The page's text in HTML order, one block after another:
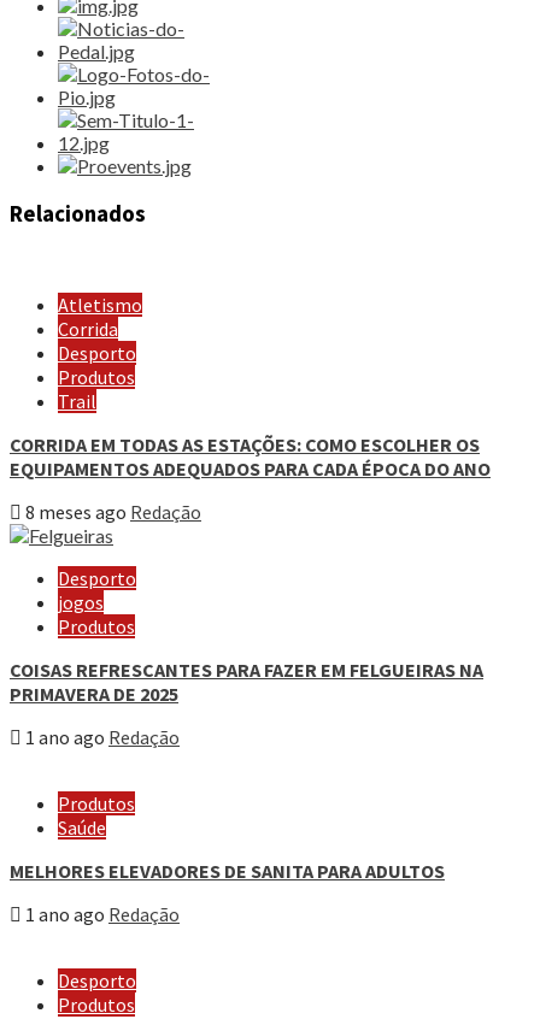
Relacionados
Atletismo
Corrida
Desporto
Produtos
Trail
CORRIDA EM TODAS AS ESTAÇÕES: COMO ESCOLHER OS
EQUIPAMENTOS ADEQUADOS PARA CADA ÉPOCA DO ANO
8 meses ago Redação
Desporto
jogos
Produtos
COISAS REFRESCANTES PARA FAZER EM FELGUEIRAS NA
PRIMAVERA DE 2025
1 ano ago Redação
Produtos
Saúde
MELHORES ELEVADORES DE SANITA PARA ADULTOS
1 ano ago Redação
Desporto
Produtos